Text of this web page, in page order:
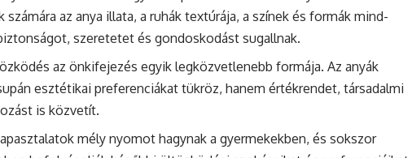
az anya illata, a ruhák textúrája, a színek és formák mind-
szeretetet és gondoskodást sugallnak.
az önkifejezés egyik legközvetlenebb formája. Az anyák
esztétikai preferenciákat tükröz, hanem értékrendet, társadalmi
is közvetít.
mély nyomot hagynak a gyermekekben, és sokszor